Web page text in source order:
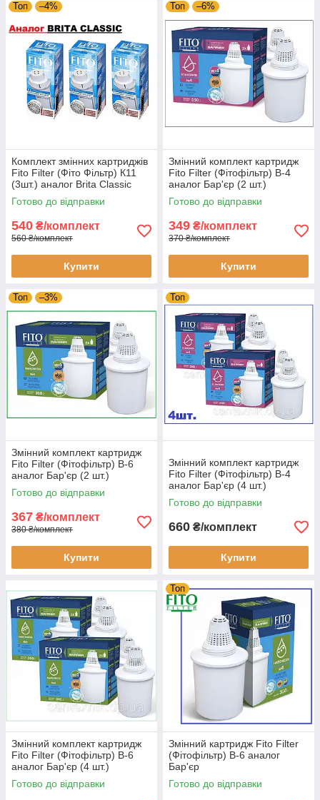
Топ –4%
Комплект змінних картриджів
Fito Filter (Фіто Фільтр) К11
(3шт.) аналог Brita Classic
Готово до відправки
540 ₴/комплект
560 ₴/комплект
Купити
Топ –6%
Змінний комплект картридж
Fito Filter (Фітофільтр) В-4
аналог Бар'єр (2 шт.)
Готово до відправки
349 ₴/комплект
370 ₴/комплект
Купити
Топ –3%
Змінний комплект картридж
Fito Filter (Фітофільтр) В-6
аналог Бар'єр (2 шт.)
Готово до відправки
367 ₴/комплект
380 ₴/комплект
Купити
Топ
Змінний комплект картридж
Fito Filter (Фітофільтр) В-4
аналог Бар'єр (4 шт.)
Готово до відправки
660 ₴/комплект
Купити
Змінний комплект картридж
Fito Filter (Фітофільтр) В-6
аналог Бар'єр (4 шт.)
Готово до відправки
Топ
Змінний картридж Fito Filter
(Фітофільтр) В-6 аналог
Бар'єр
Готово до відправки